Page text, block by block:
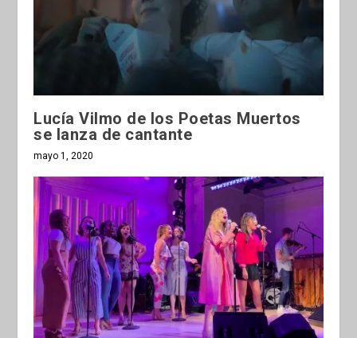
Lucía Vilmo de los Poetas Muertos
se lanza de cantante
mayo 1, 2020